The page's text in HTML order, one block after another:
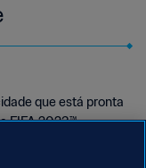
que está pronta
FIFA 2023™.